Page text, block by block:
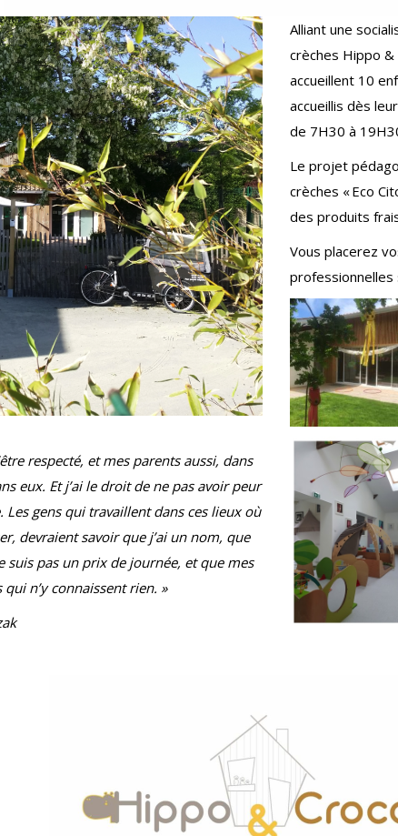
respecté, et mes parents aussi, dans
eux. Et j’ai le droit de ne pas avoir peur
gens qui travaillent dans ces lieux où
devraient savoir que j’ai un nom, que
suis pas un prix de journée, et que mes
n’y connaissent rien. »
Alliant une
crèches Hippo
accueillent 10
accueillis dès
de 7H30 à
Le projet
crèches « Eco
des produits
Vous placerez
professionnelles